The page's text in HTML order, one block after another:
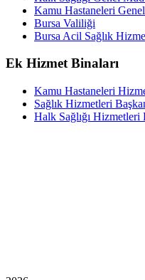
Kamu Hastaneleri
Bursa Valiliği
Bursa Acil Sağlık
Ek Hizmet Binaları
Kamu Hastaneleri
Sağlık Hizmetleri
Halk Sağlığı Hizmetleri